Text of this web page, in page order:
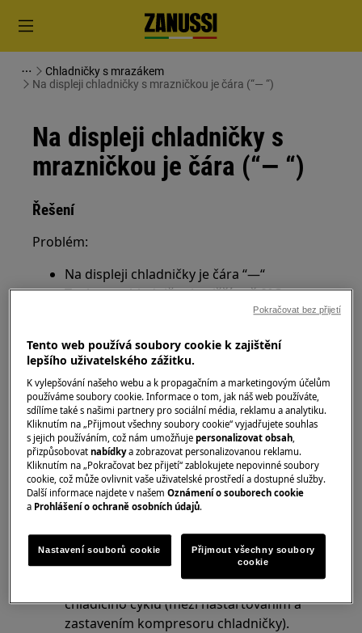
Chladničky s mrazákem
Na displeji chladničky s mrazničkou je čára (“— “)
Na displeji chladničky s
mrazničkou je čára (“— “)
Řešení
Problém:
Na displeji chladničky je čára “—“
Teplota v chladničce je nižší než 0°C
Chladnička s mrazničkou
Chladnička
Řešení:
1. Zkontrolujte, zda spotřebič správně chladí
Změřte teplotu teploměrem ve sklenici
vody uvnitř chladničky.
Chladnička funguje správně, je-li teplota v
Základní teplota potravin je důležitější, než
teplota vzduchu v chladničce, protože
teplota vzduchu kolísá v průběhu každého
chladícího cyklu (mezi nastartováním a
zastavením kompresoru chladničky).
Tento web používá soubory cookie k zajištění
lepšího uživatelského zážitku.
K vylepšování našeho webu a k propagačním a marketingovým účelům
používáme soubory cookie. Informace o tom, jak náš web používáte,
sdílíme také s našimi partnery pro sociální média, reklamu a analytiku.
Kliknutím na „Přijmout všechny soubory cookie“ vyjadřujete souhlas
s jejich používáním, což nám umožňujepersonalizovat obsah,
přizpůsobovatnabídkya zobrazovat personalizovanou reklamu.
Kliknutím na „Pokračovat bez přijetí“ zablokujete nepovinné soubory
cookie, což může ovlivnit vaše uživatelské prostředí a dostupné služby.
Další informace najdete v našemOznámení o souborech cookie
a Prohlášení o ochraně osobních údajů.
Nastavení souborů cookie
Přijmout všechny soubory
cookie
Pokračovat bez přijetí